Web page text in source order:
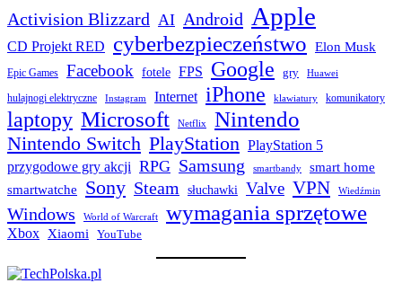
Activision Blizzard AI Android Apple
CD Projekt RED cyberbezpieczeństwo Elon Musk
Epic Games Facebook fotele FPS Google gry Huawei
hulajnogi elektryczne Instagram Internet iPhone klawiatury komunikatory
laptopy Microsoft Netflix Nintendo
Nintendo Switch PlayStation PlayStation 5
przygodowe gry akcji RPG Samsung smartbandy smart home
smartwatche Sony Steam słuchawki Valve VPN Wiedźmin
Windows World of Warcraft wymagania sprzętowe
Xbox Xiaomi YouTube